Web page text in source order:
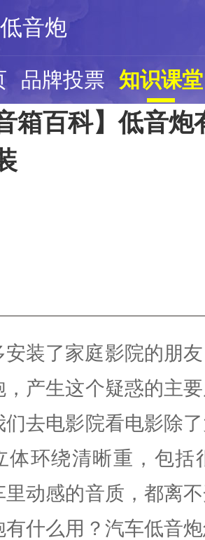
低音炮
品牌投票 知识课堂
箱百科】低音
安装了家庭影院的朋
，产生这个疑惑的主
们去电影院看电影除
体环绕清晰重，包括
里动感的音质，都离
有什么用？汽车低音